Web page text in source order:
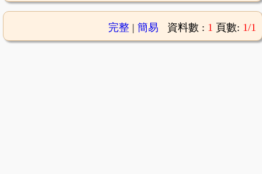
完整| 簡易 資料數 : 1 頁數: 1/1